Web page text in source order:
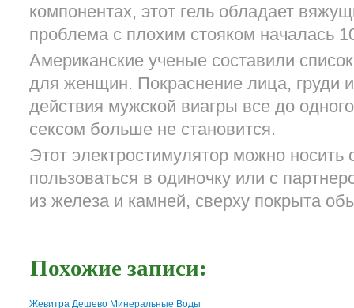
компонентах, этот гель обладает
проблема с плохим стояком началась
Американские ученые составили
для женщин. Покраснение лица, груди
действия мужской виагры все до
сексом больше не становится.
Этот электростимулятор можно
пользоваться в одиночку или с
из железа и камней, сверху покрыта
Похожие записи:
Жевитра Дешево Минеральные Воды